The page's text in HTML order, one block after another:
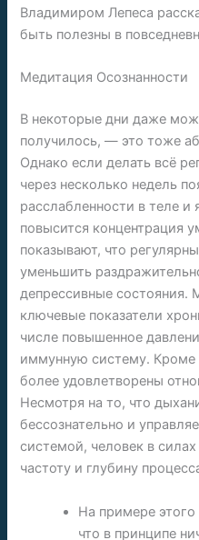
Владимиром Лепеса
быть полезны в
Медитация Осознанности
В некоторые дни даже
получилось, — это тоже
Однако если делать всё
через несколько недель
расслабленности в теле и
повысится концентрация
показывают, что
уменьшить
депрессивные состояния.
ключевые показатели
числе повышенное
иммунную систему.
более удовлетворены
Несмотря на то, что
бессознательно и
системой, человек в
частоту и глубину
На примере
что в принципе